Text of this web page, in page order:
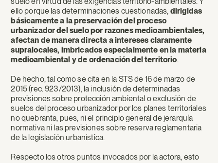
ello porque las determinaciones cuestionadas, dirigidas
básicamente a la preservación del proceso
urbanizador del suelo por razones medioambientales,
afectan de manera directa aintereses claramente
supralocales, imbricados especialmente en la materia
medioambiental y de ordenacióndel territorio.
De hecho, tal como se cita en la STS de 16 de marzo de
2015 (rec. 923/2013), la inclusión de determinadas
previsiones sobre protección ambiental o exclusión de
suelos del proceso urbanizador por los planes territoriales
no quebranta, pues, ni el principio general de jerarquía
normativa ni las previsiones sobre reserva reglamentaria
de la legislación urbanística.
Respecto los otros puntos invocados por la actora, esto